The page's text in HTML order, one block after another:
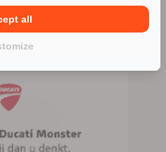
actief)
all